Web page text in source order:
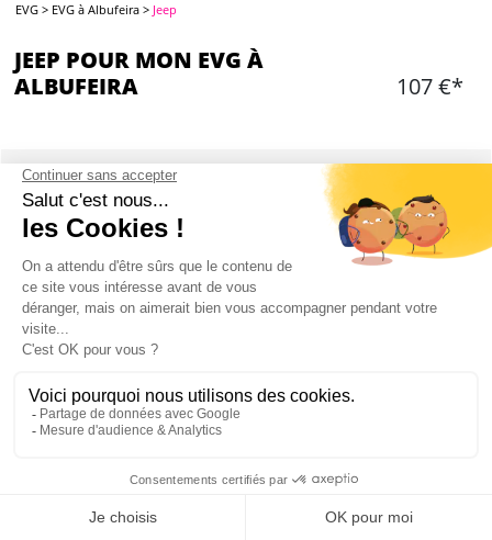
EVG > EVG à Albufeira > Jeep
JEEP POUR MON EVG À
ALBUFEIRA
107 €*
CONTENU
Excursion d'une journée en Jeep
Début de l'activité: 10:00
Découverte de l'Algarve, des montagnes de
Monchique etc...
groupe
Mon EVG à Albufeira